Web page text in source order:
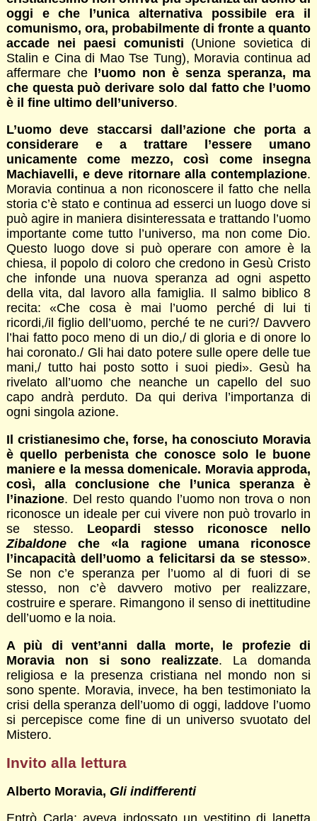
oggi e che l’unica alternativa possibile era il
comunismo, ora, probabilmente di fronte a quanto
accade nei paesi comunisti (Unione sovietica di
Stalin e Cina di Mao Tse Tung), Moravia continua ad
affermare che l’uomo non è senza speranza, ma
che questa può derivare solo dal fatto che l’uomo
è il fine ultimo dell’universo.
L’uomo deve staccarsi dall’azione che porta a
considerare e a trattare l’essere umano
unicamente come mezzo, così come insegna
Machiavelli, e deve ritornare alla contemplazione.
Moravia continua a non riconoscere il fatto che nella
storia c’è stato e continua ad esserci un luogo dove si
può agire in maniera disinteressata e trattando l’uomo
importante come tutto l’universo, ma non come Dio.
Questo luogo dove si può operare con amore è la
chiesa, il popolo di coloro che credono in Gesù Cristo
che infonde una nuova speranza ad ogni aspetto
della vita, dal lavoro alla famiglia. Il salmo biblico 8
recita: «Che cosa è mai l’uomo perché di lui ti
ricordi,/il figlio dell’uomo, perché te ne curi?/ Davvero
l’hai fatto poco meno di un dio,/ di gloria e di onore lo
hai coronato./ Gli hai dato potere sulle opere delle tue
mani,/ tutto hai posto sotto i suoi piedi». Gesù ha
rivelato all’uomo che neanche un capello del suo
capo andrà perduto. Da qui deriva l’importanza di
ogni singola azione.
Il cristianesimo che, forse, ha conosciuto Moravia
è quello perbenista che conosce solo le buone
maniere e la messa domenicale. Moravia approda,
così, alla conclusione che l’unica speranza è
l’inazione. Del resto quando l’uomo non trova o non
riconosce un ideale per cui vivere non può trovarlo in
se stesso. Leopardi stesso riconosce nello
Zibaldoneche «la ragione umana riconosce
l’incapacità dell’uomo a felicitarsi da se stesso».
Se non c’e speranza per l’uomo al di fuori di se
stesso, non c’è davvero motivo per realizzare,
costruire e sperare. Rimangono il senso di inettitudine
dell’uomo e la noia.
A più di vent’anni dalla morte, le profezie di
Moravia non si sono realizzate. La domanda
religiosa e la presenza cristiana nel mondo non si
sono spente. Moravia, invece, ha ben testimoniato la
crisi della speranza dell’uomo di oggi, laddove l’uomo
si percepisce come fine di un universo svuotato del
Mistero.
Invito alla lettura
Alberto Moravia, Gli indifferenti